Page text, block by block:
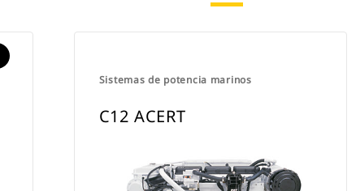
Sistemas de potencia marinos
C12 ACERT